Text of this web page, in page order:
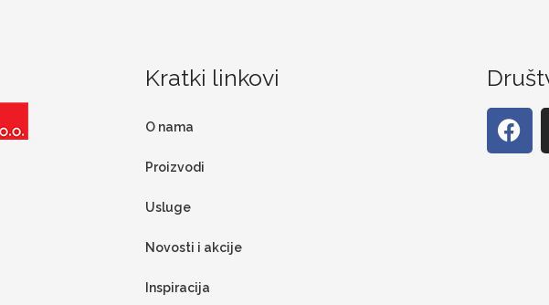
Kratki linkovi
O nama
Proizvodi
Usluge
Novosti i akcije
Inspiracija